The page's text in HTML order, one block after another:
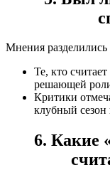
Мнения разделились
Те, кто
решающей
Критики
клубный
6. Какие